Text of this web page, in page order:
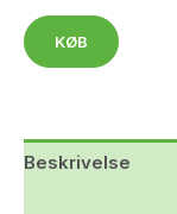
KØB
Beskrivelse